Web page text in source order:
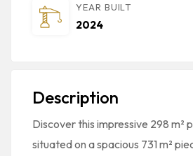
YEAR BUILT
2024
Description
Discover this impressive 298 m²
situated on a spacious 731 m²